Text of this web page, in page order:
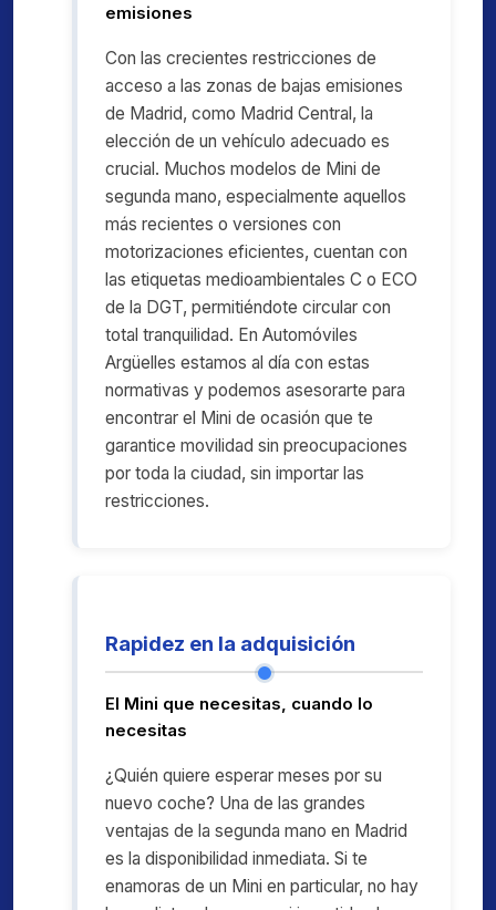
emisiones
Con las crecientes restricciones de
acceso a las zonas de bajas emisiones
de Madrid, como Madrid Central, la
elección de un vehículo adecuado es
crucial. Muchos modelos de Mini de
segunda mano, especialmente aquellos
más recientes o versiones con
motorizaciones eficientes, cuentan con
las etiquetas medioambientales C o ECO
de la DGT, permitiéndote circular con
total tranquilidad. En Automóviles
Argüelles estamos al día con estas
normativas y podemos asesorarte para
encontrar el Mini de ocasión que te
garantice movilidad sin preocupaciones
por toda la ciudad, sin importar las
restricciones.
Rapidez en la adquisición
El Mini que necesitas, cuando lo
necesitas
¿Quién quiere esperar meses por su
nuevo coche? Una de las grandes
ventajas de la segunda mano en Madrid
es la disponibilidad inmediata. Si te
enamoras de un Mini en particular, no hay